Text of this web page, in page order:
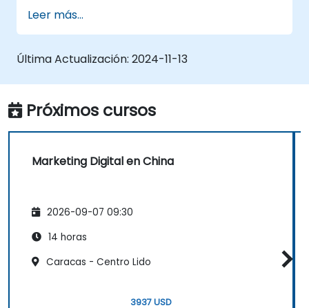
Leer más...
Última Actualización: 2024-11-13
Próximos cursos
Marketing Digital en China
2026-09-07 09:30
14 horas
Caracas - Centro Lido
3937 USD